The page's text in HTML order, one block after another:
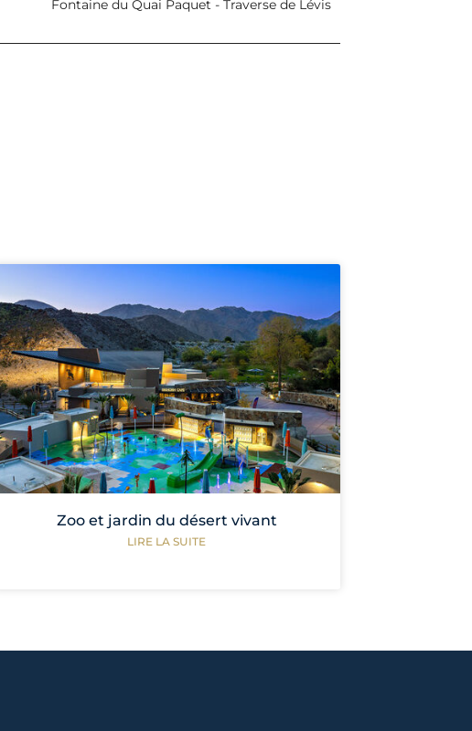
Fontaine du Quai Paquet - Traverse de Lévis
Zoo et jardin du désert vivant
LIRE LA SUITE